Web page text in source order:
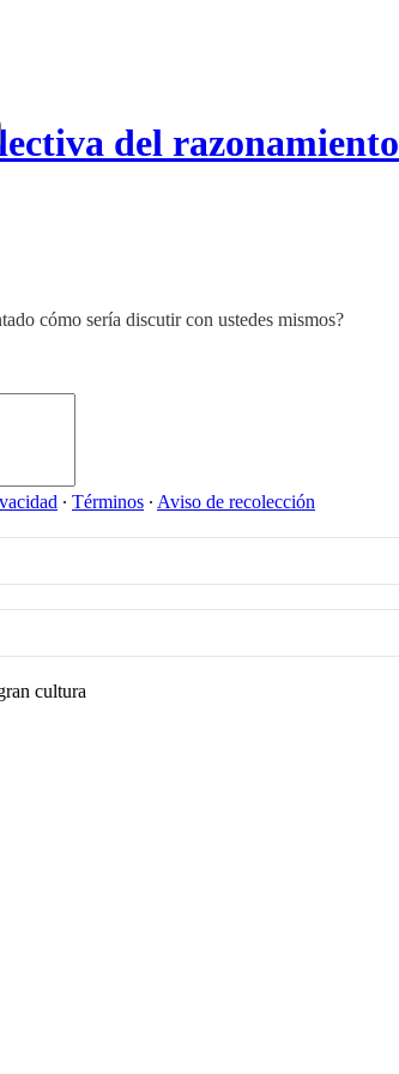
del razonamiento
cómo sería discutir con ustedes mismos?
∙ Términos ∙ Aviso de recolección
cultura